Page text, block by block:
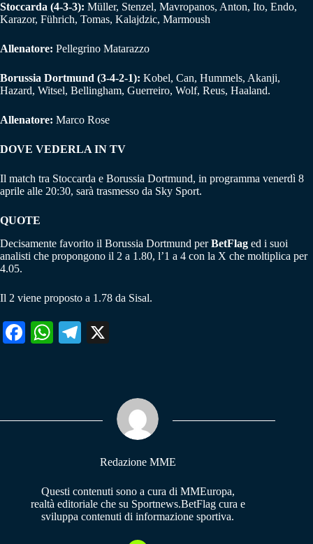
Stoccarda (4-3-3): Müller, Stenzel, Mavropanos, Anton, Ito, Endo,
Karazor, Führich, Tomas, Kalajdzic, Marmoush
Allenatore: Pellegrino Matarazzo
Borussia Dortmund (3-4-2-1): Kobel, Can, Hummels, Akanji,
Hazard, Witsel, Bellingham, Guerreiro, Wolf, Reus, Haaland.
Allenatore: Marco Rose
DOVE VEDERLA IN TV
Il match tra Stoccarda e Borussia Dortmund, in programma venerdì 8
aprile alle 20:30, sarà trasmesso da Sky Sport.
QUOTE
Decisamente favorito il Borussia Dortmund perBetFlag ed i suoi
analisti che propongono il 2 a 1.80, l’1 a 4 con la X che moltiplica per
4.05.
Il 2 viene proposto a 1.78 da Sisal.
Fa W
pp
Te
m
Redazione MME
Questi contenuti sono a cura di MMEuropa,
realtà editoriale che su Sportnews.BetFlag cura e
sviluppa contenuti di informazione sportiva.